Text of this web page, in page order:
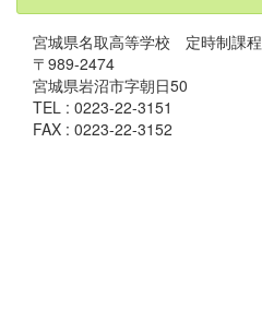
宮城県名取高等学校 定時制課程
〒989-2474
宮城県岩沼市字朝日50
TEL : 0223-22-3151
FAX : 0223-22-3152